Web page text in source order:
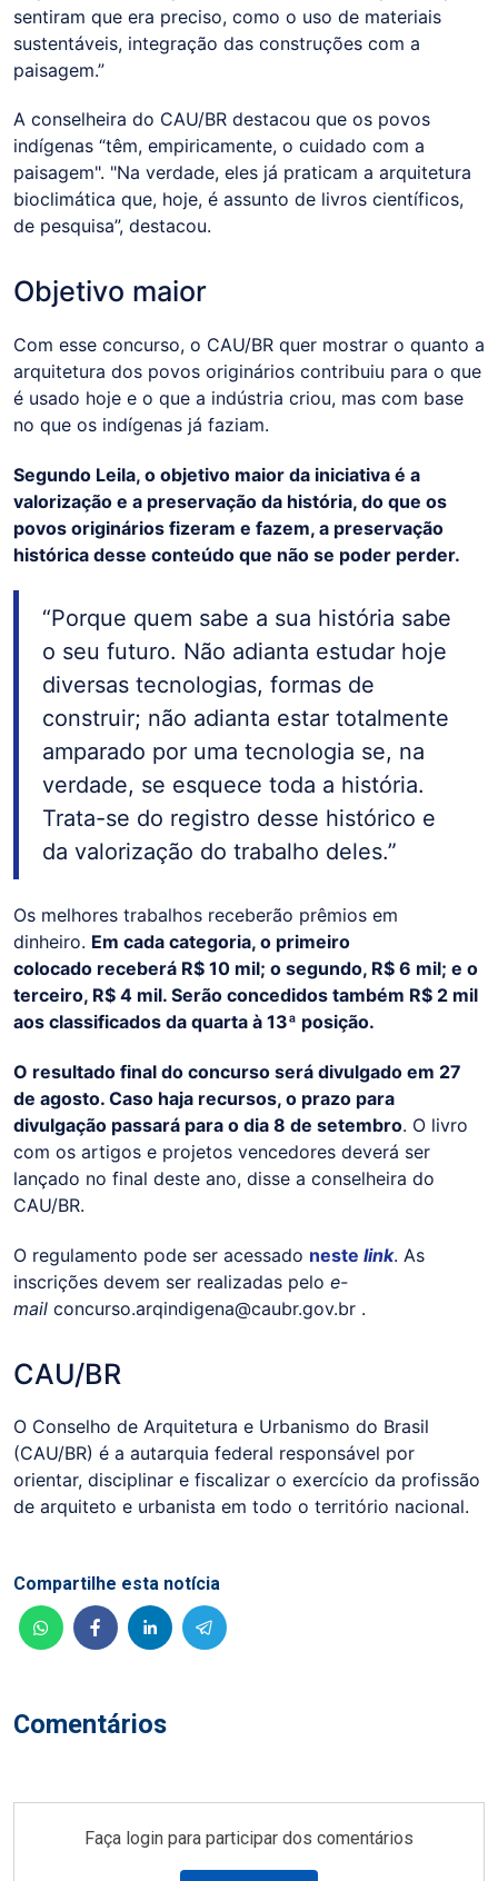
sentiram que era preciso, como o uso de materiais
sustentáveis, integração das construções com a
paisagem.”
A conselheira do CAU/BR destacou que os povos
indígenas “têm, empiricamente, o cuidado com a
paisagem". "Na verdade, eles já praticam a arquitetura
bioclimática que, hoje, é assunto de livros científicos,
de pesquisa”, destacou.
Objetivo maior
Com esse concurso, o CAU/BR quer mostrar o quanto a
arquitetura dos povos originários contribuiu para o que
é usado hoje e o que a indústria criou, mas com base
no que os indígenas já faziam.
Segundo Leila, o objetivo maior da iniciativa é a
valorização e a preservação da história, do que os
povos originários fizeram e fazem, a preservação
histórica desse conteúdo que não se poder perder.
“Porque quem sabe a sua história sabe
o seu futuro. Não adianta estudar hoje
diversas tecnologias, formas de
construir; não adianta estar totalmente
amparado por uma tecnologia se, na
verdade, se esquece toda a história.
Trata-se do registro desse histórico e
da valorização do trabalho deles.”
Os melhores trabalhos receberão prêmios em
dinheiro. Em cada categoria, o primeiro
colocado receberá R$ 10 mil; o segundo, R$ 6 mil; e o
terceiro, R$ 4 mil. Serão concedidos também R$ 2 mil
aos classificados da quarta à 13ª posição.
O resultado final do concurso será divulgado em 27
de agosto. Caso haja recursos, o prazo para
divulgação passará para o dia 8 de setembro. O livro
com os artigos e projetos vencedores deverá ser
lançado no final deste ano, disse a conselheira do
CAU/BR.
O regulamento pode ser acessado neste link. As
inscrições devem ser realizadas pelo e-
mail concurso.arqindigena@caubr.gov.br .
CAU/BR
O Conselho de Arquitetura e Urbanismo do Brasil
(CAU/BR) é a autarquia federal responsável por
orientar, disciplinar e fiscalizar o exercício da profissão
de arquiteto e urbanista em todo o território nacional.
Comentários
Compartilhe esta notícia
Faça login para participar dos comentários